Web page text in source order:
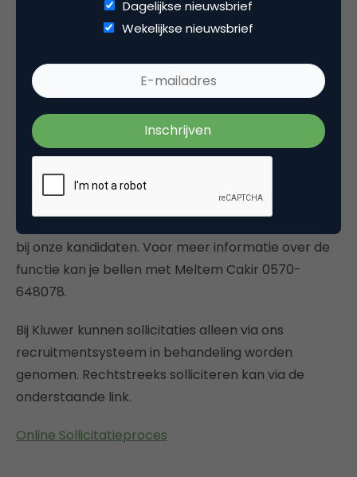
een dynamische, internationale omgeving. Wij
bieden een marktconform salaris en besteden veel
aandacht aan personeelsontwikkeling.
Recruitmentproces
Op basis van je cv en motivatiebrief word je al dan
niet uitgenodigd voor een interview.Ons
recruitmentproces bestaat uit minimaal twee
interviews en een eventuele referentiecheck.
Daarnaast nemen wij altijd een online assesment af
bij onze kandidaten. Voor meer informatie over de
functie kan je bellen met Meltem Cakir 0570-
648078.
Bij Kluwer kunnen sollicitaties alleen via ons
recruitmentsysteem in behandeling worden
genomen. Rechtstreeks solliciteren kan via de
onderstaande link.
Online Sollicitatieproces
Dagelijkse nieuwsbrief
Wekelijkse nieuwsbrief